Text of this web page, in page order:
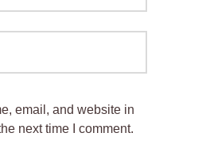
email, and website in
next time I comment.